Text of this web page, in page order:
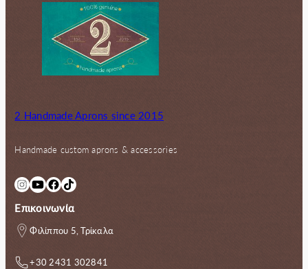
2 Handmade Aprons since 2015
Handmade custom aprons & accessories
InstagramYouTube Facebook TikTok
Επικοινωνία
Φιλίππου 5, Τρίκαλα
+30 2431 302841